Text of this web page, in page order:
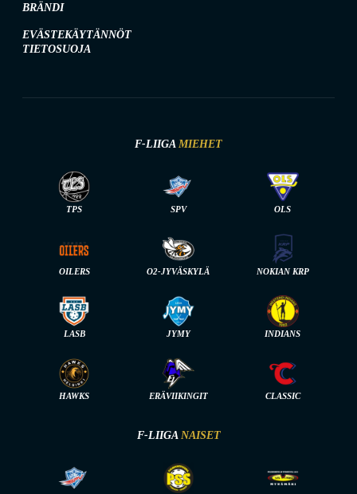
BRÄNDI
EVÄSTEKÄYTÄNNÖT
TIETOSUOJA
F-LIIGA MIEHET
TPS SPV OLS
OILERS O2-JYVÄSKYLÄ NOKIAN KRP
LASB JYMY INDIANS
HAWKS ERÄVIIKINGIT CLASSIC
F-LIIGA NAISET